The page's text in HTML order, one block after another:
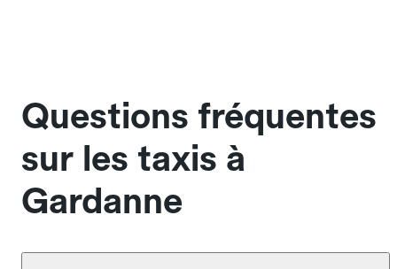
Questions fréquentes
sur les taxis à
Gardanne